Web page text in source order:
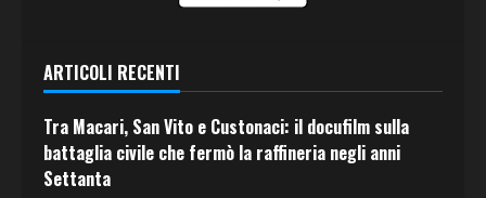
ARTICOLI RECENTI
Tra Macari, San Vito e Custonaci: il docufilm sulla
battaglia civile che fermò la raffineria negli anni
Settanta